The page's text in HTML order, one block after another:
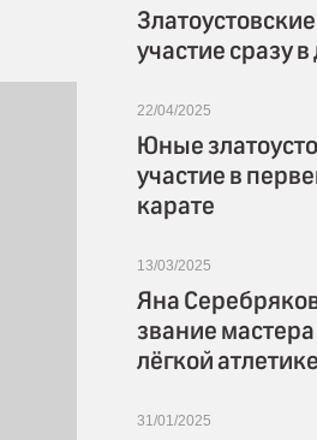
участие сразу
22/04/2025
Юные
участие в
карате
13/03/2025
Яна
звание
лёгкой атлетике
31/01/2025